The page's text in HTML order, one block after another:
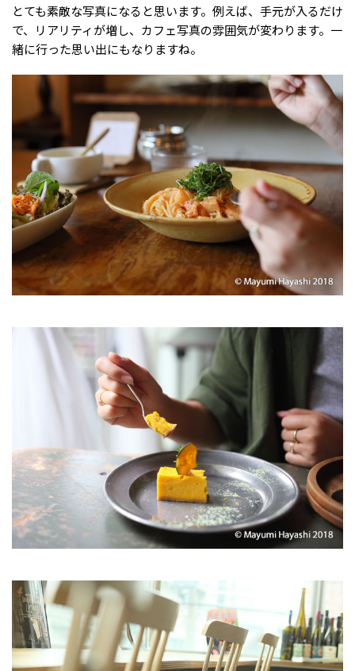
とても素敵な写真になると思います。例えば、手元が入るだけ
で、リアリティが増し、カフェ写真の雰囲気が変わります。一
緒に行った思い出にもなりますね。